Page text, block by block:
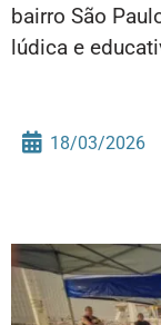
bairro São
lúdica e
18/03/2026